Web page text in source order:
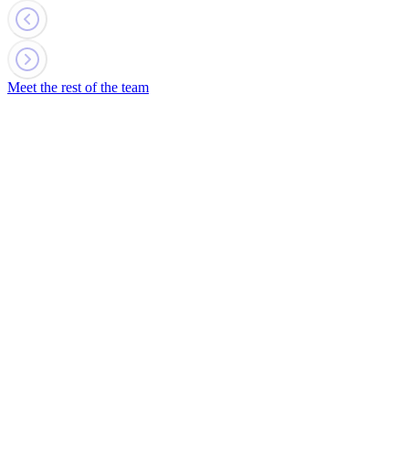
Meet the rest of the team